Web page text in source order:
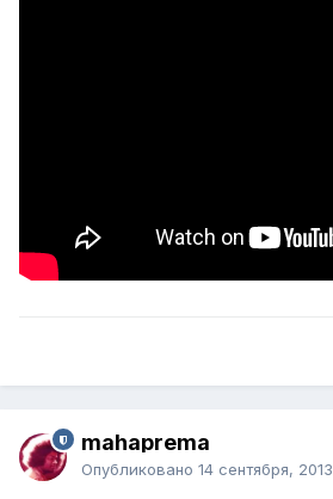
mahaprema
Опубликовано 14 сентября, 2013